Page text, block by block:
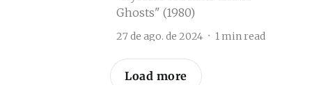
Ghosts" (1980)
27 de ago. de 2024 1 min read
Load more